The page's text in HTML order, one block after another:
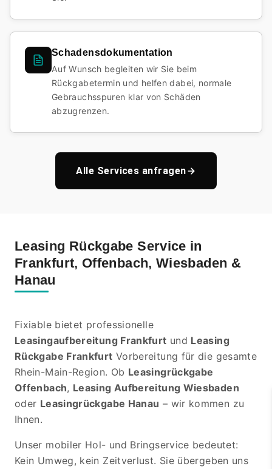
Schadensdokumentation
Auf Wunsch begleiten wir Sie beim
Rückgabetermin und helfen dabei, normale
Gebrauchsspuren klar von Schäden
abzugrenzen.
Alle Services anfragen
Leasing Rückgabe Service in
Frankfurt, Offenbach, Wiesbaden &
Hanau
Fixiable bietet professionelle
Leasingaufbereitung Frankfurt und Leasing
Rückgabe Frankfurt Vorbereitung für die gesamte
Rhein-Main-Region. Ob Leasingrückgabe
Offenbach, Leasing Aufbereitung Wiesbaden
oder Leasingrückgabe Hanau – wir kommen zu
Ihnen.
Unser mobiler Hol- und Bringservice bedeutet:
Kein Umweg, kein Zeitverlust. Sie übergeben uns